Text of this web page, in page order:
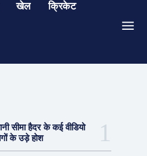
खेल क्रिकेट
सीमा हैदर के कई वीडियो
के उड़े होश